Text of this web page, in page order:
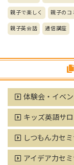
親子で楽しく 親子のコ
親子英会話 通信講座
体験会・イベン
キッズ英語サ
しつもん力セ
アイデア力セ